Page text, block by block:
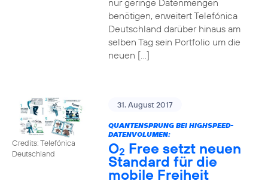
nur geringe Datenmengen
benötigen, erweitert Telefónica
Deutschland darüber hinaus am
selben Tag sein Portfolio um die
neuen […]
Credits: Telefónica
Deutschland
31. August 2017
QUANTENSPRUNG BEI HIGHSPEED-
DATENVOLUMEN:
O2 Free setzt neuen
Standard für die
mobile Freiheit